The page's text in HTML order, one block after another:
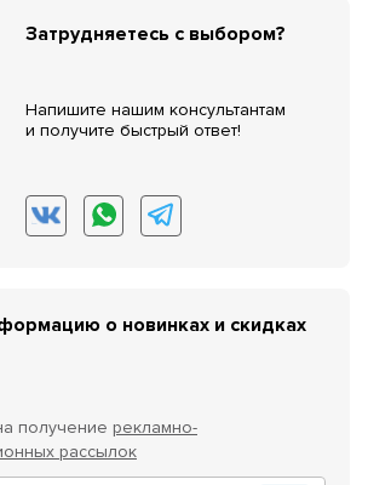
Затрудняетесь с выбором?
Напишите нашим консультантам
и получите быстрый ответ!
о новинках и скидках
получение рекламно-
рассылок